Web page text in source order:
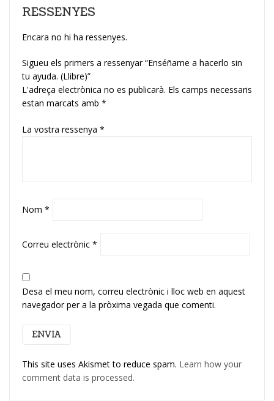
RESSENYES
Encara no hi ha ressenyes.
Sigueu els primers a ressenyar “Enséñame a hacerlo sin
tu ayuda. (Llibre)”
L'adreça electrònica no es publicarà. Els camps necessaris
estan marcats amb *
La vostra ressenya *
Nom *
Correu electrònic *
Desa el meu nom, correu electrònic i lloc web en aquest
navegador per a la pròxima vegada que comenti.
This site uses Akismet to reduce spam. Learn how your
comment data is processed.